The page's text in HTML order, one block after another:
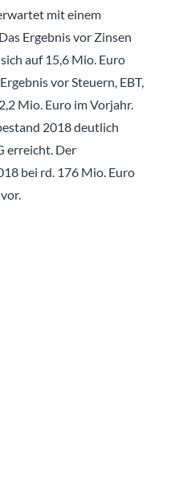
mit einem
Ergebnis vor Zinsen
auf 15,6 Mio. Euro
vor Steuern, EBT,
Mio. Euro im Vorjahr.
2018 deutlich
erreicht. Der
bei rd. 176 Mio. Euro